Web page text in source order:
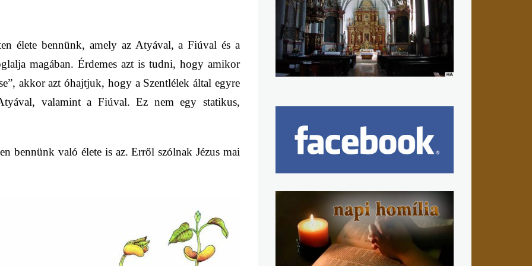
élete bennünk, amely az Atyával, a Fiúval és a
magában. Érdemes azt is tudni, hogy amikor
akkor azt óhajtjuk, hogy a Szentlélek által egyre
valamint a Fiúval. Ez nem egy statikus,
bennünk való élete is az. Erről szólnak Jézus mai